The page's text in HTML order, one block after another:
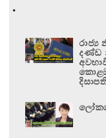
.
දණ්ඩ